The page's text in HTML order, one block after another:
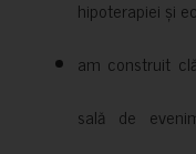
hipoterapiei și
am construit
sală de